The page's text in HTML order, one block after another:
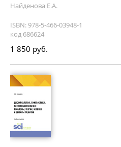
Найденова Е.А.
ISBN: 978-5-466-03948-1
код 686624
1 850 руб.